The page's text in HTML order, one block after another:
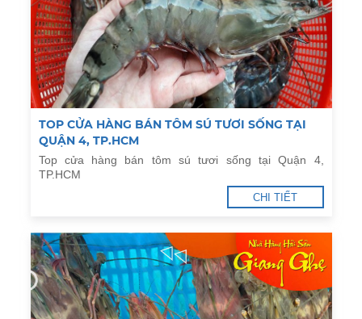
TOP CỬA HÀNG BÁN TÔM SÚ TƯƠI SỐNG TẠI
QUẬN 4, TP.HCM
Top cửa hàng bán tôm sú tươi sống tại Quận 4,
TP.HCM
CHI TIẾT